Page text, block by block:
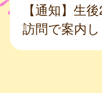
【通知】生
訪問で案内し